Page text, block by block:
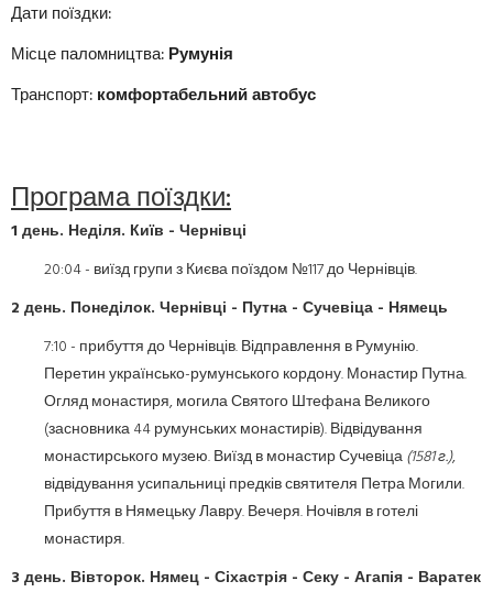
Дати поїздки:
Місце паломництва: Румунія
Транспорт: комфортабельний автобус
Програма поїздки:
1 день. Неділя. Київ - Чернівці
20:04 - виїзд групи з Києва поїздом №117 до Чернівців.
2 день. Понеділок. Чернівці - Путна - Сучевіца - Нямець
7:10 - прибуття до Чернівців. Відправлення в Румунію.
Перетин українсько-румунського кордону. Монастир Путна.
Огляд монастиря, могила Святого Штефана Великого
(засновника 44 румунських монастирів). Відвідування
монастирського музею. Виїзд в монастир Сучевіца(1581 г.),
відвідування усипальниці предків святителя Петра Могили.
Прибуття в Нямецьку Лавру. Вечеря. Ночівля в готелі
монастиря.
3 день. Вівторок. Нямец - Сіхастрія - Секу - Агапія - Варатек